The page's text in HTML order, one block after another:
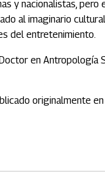
y nacionalistas, pero
al imaginario
del entretenimiento.
en Antropología
originalmente en